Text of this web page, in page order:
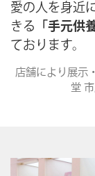
愛の人を身近
きる
「手元供
ております。
店舗により展示
堂